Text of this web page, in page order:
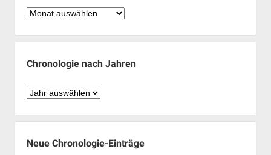
Chronologie
Monaten
Chronologie nach Jahren
Chronologie
Jahren
Neue Chronologie-Einträge